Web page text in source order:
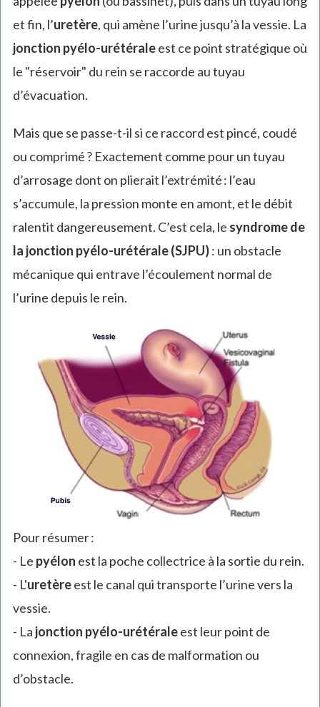
et fin, l’uretère, qui amène l’urine jusqu’à la vessie. La
jonction pyélo-urétéraleest ce point stratégique où
le "réservoir" du rein se raccorde au tuyau
d’évacuation.
Mais que se passe-t-il si ce raccord est pincé, coudé
ou comprimé ? Exactement comme pour un tuyau
d’arrosage dont on plierait l’extrémité : l’eau
s’accumule, la pression monte en amont, et le débit
ralentit dangereusement. C’est cela, le syndrome de
la jonction pyélo-urétérale (SJPU): un obstacle
mécanique qui entrave l’écoulement normal de
l’urine depuis le rein.
Pour résumer :
- Le pyélon est la poche collectrice à la sortie du rein.
- L'uretèreest le canal qui transporte l’urine vers la
vessie.
- La jonction pyélo-urétéraleest leur point de
connexion, fragile en cas de malformation ou
d’obstacle.